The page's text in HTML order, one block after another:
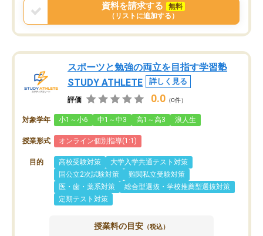
資料を請求する
無料
（リストに追加する）
スポーツと勉強の両立を目指す学習塾
STUDY ATHLETE
詳しく見る
評価 0.0 （0件）
対象学年 小1～小6 中1～中3 高1～高3 浪人生
授業形式 オンライン個別指導(1:1)
目的 高校受験対策
大学入学共通テスト対策
国公立2次試験対策
難関私立受験対策
医・歯・薬系対策
総合型選抜・学校推薦型選抜対策
定期テスト対策
授業料の目安 （税込）